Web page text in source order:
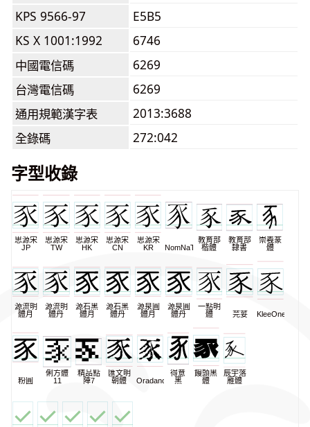
KPS 9566-97
E5B5
KS X 1001:1992
6746
中國電信碼
6269
台灣電信碼
6269
通用規範漢字表
2013:3688
全錄碼
272:042
字型收錄
思源宋
JP
思源宋
TW
思源宋
HK
思源宋
CN
思源宋
KR
NomNaTong
教育部
楷體
教育部
隸書
崇羲篆
體
源流明
體月
源流明
體丹
源石黑
體月
源石黑
體丹
源泉圓
體月
源泉圓
體丹
一點明
體
芫荽 KleeOne
粉圓
俐方體
11
精品點
陣7
匯文明
朝體
Oradano
得意
黑
饅頭黑
體
辰宇落
雁體